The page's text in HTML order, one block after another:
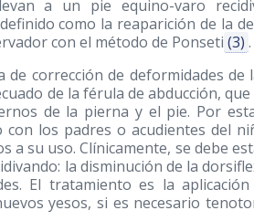
a un pie equino-varo
como la reaparición de la
con el método de Ponseti (3) .
corrección de deformidades de
de la férula de abducción,
de la pierna y el pie. Por
con los padres o acudientes del
a su uso. Clínicamente, se debe
la disminución de la
El tratamiento es la
yesos, si es necesario